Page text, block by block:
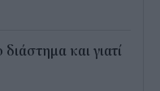
και γιατί